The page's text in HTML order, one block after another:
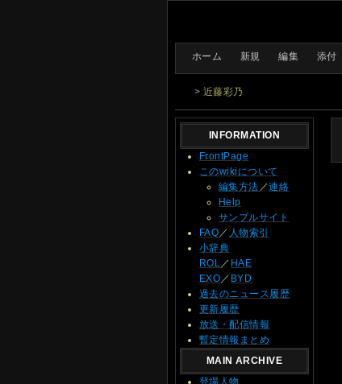
ホーム 新規 編集 添付
> 近藤彩乃
INFORMATION
FrontPage
このwikiについて
編集方法 ／連絡
Help
サンプルサイト
FAQ／ 人物索引
小辞典
ROL／ HAE
EXO／ BYD
過去のニュース履歴
更新履歴
放送・配信情報
暫定情報まとめ
MAIN ARCHIVE
登場人物